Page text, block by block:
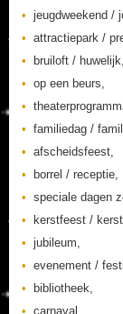
jeugdweekend /
attractiepark /
bruiloft / huwelijk,
op een beurs,
familiedag /
afscheidsfeest,
borrel / receptie,
speciale dagen
kerstfeest /
jubileum,
evenement /
bibliotheek,
carnaval,